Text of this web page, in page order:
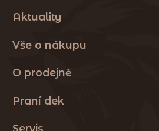
Aktuality
Vše o nákupu
O prodejně
Praní dek